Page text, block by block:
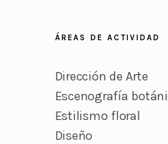
ÁREAS DE ACTIVIDAD
Dirección de Arte
Escenografía
Estilismo floral
Diseño